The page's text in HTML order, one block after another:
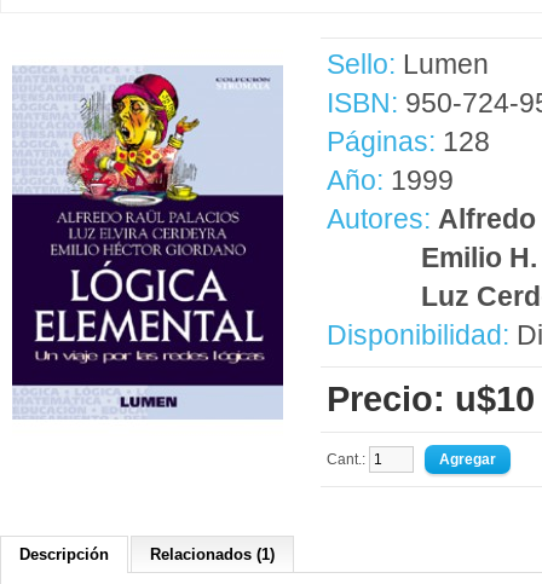
Sello: Lumen
ISBN: 950-724-
Páginas: 128
Año: 1999
Autores: Alfredo
Emilio
Luz
Disponibilidad:
Precio: u$10
Cant.:
Descripción Relacionados (1)